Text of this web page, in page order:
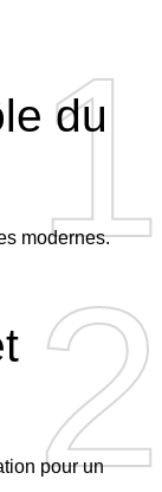
1
1
du
modernes.
2
2
pour un